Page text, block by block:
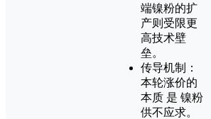
端镍粉的扩
产则受限更
高技术壁
垒。
传导机制：
本轮涨价的
本质 是 镍粉
供不应求。